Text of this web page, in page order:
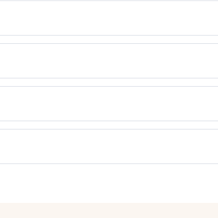
Yoskine Zen Lift Collagen Pro Up-
która wygładza powierzchnię skóry i napina ją,
jej wyglądu.
Sodium Acrylates Copolymer, Phenoxyethanol, Sucrose,
Candida Saitoana Extract, Caesalpinia Spinosa Fruit
11, Aminobutyric Acid, Disodium EDTA, Hexylene Glycol,
Linalyl Acetate, Linalool, Citrus Limon Peel Oil,
skórę twarzy, szyi i dekoltu.